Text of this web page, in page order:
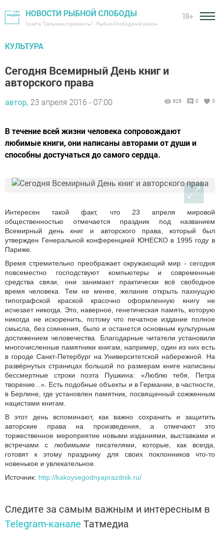
НОВОСТИ РЫБНОЙ СЛОБОДЫ
Газета "Сельские горизонты" - Рыбно-Слободский район
18+
КУЛЬТУРА
Сегодня Всемирный День книг и
авторского права
автор, 23 апреля 2016 - 07:00 826 0 0
В течение всей жизни человека сопровождают
любимые книги, они написаны авторами от души и
способны достучаться до самого сердца.
Интересен такой факт, что 23 апреля мировой
общественностью отмечается праздник под названием
Всемирный день книг и авторского права, который был
утвержден Генеральной конференцией ЮНЕСКО в 1995 году в
Париже.
Время стремительно преображает окружающий мир - сегодня
повсеместно господствуют компьютеры и современные
средства связи, они занимают практически всё свободное
время человека. Тем не менее, желание открыть пахнущую
типографской краской красочно оформленную книгу не
исчезает никогда. Это, наверное, генетическая память, которую
никогда не искоренить, потому что печатное издание полное
смысла, без сомнения, было и останется основным культурным
достижением человечества. Благодарные читатели установили
многочисленные памятники книгам, например, один из них есть
в городе Санкт-Петербург на Университетской набережной. На
развёрнутых страницах большой по размерам книге написаны
бессмертные строки поэта Пушкина: «Люблю тебя, Петра
творение...». Есть подобные объекты и в Германии, в частности,
в Берлине, где установлен памятник, посвященный сожженным
нацистами книгам.
В этот день вспоминают, как важно сохранить и защитить
авторские права на произведения, а отмечают это
торжественное мероприятие новыми изданиями, выставками и
встречами с любимыми писателями, которые, как всегда,
готовят к этому празднику для своих поклонников что-то
новенькое и увлекательное.
Источник: http://kakoysegodnyaprazdnik.ru/
Следите за самым важным и интересным в
Telegram-канале Татмедиа